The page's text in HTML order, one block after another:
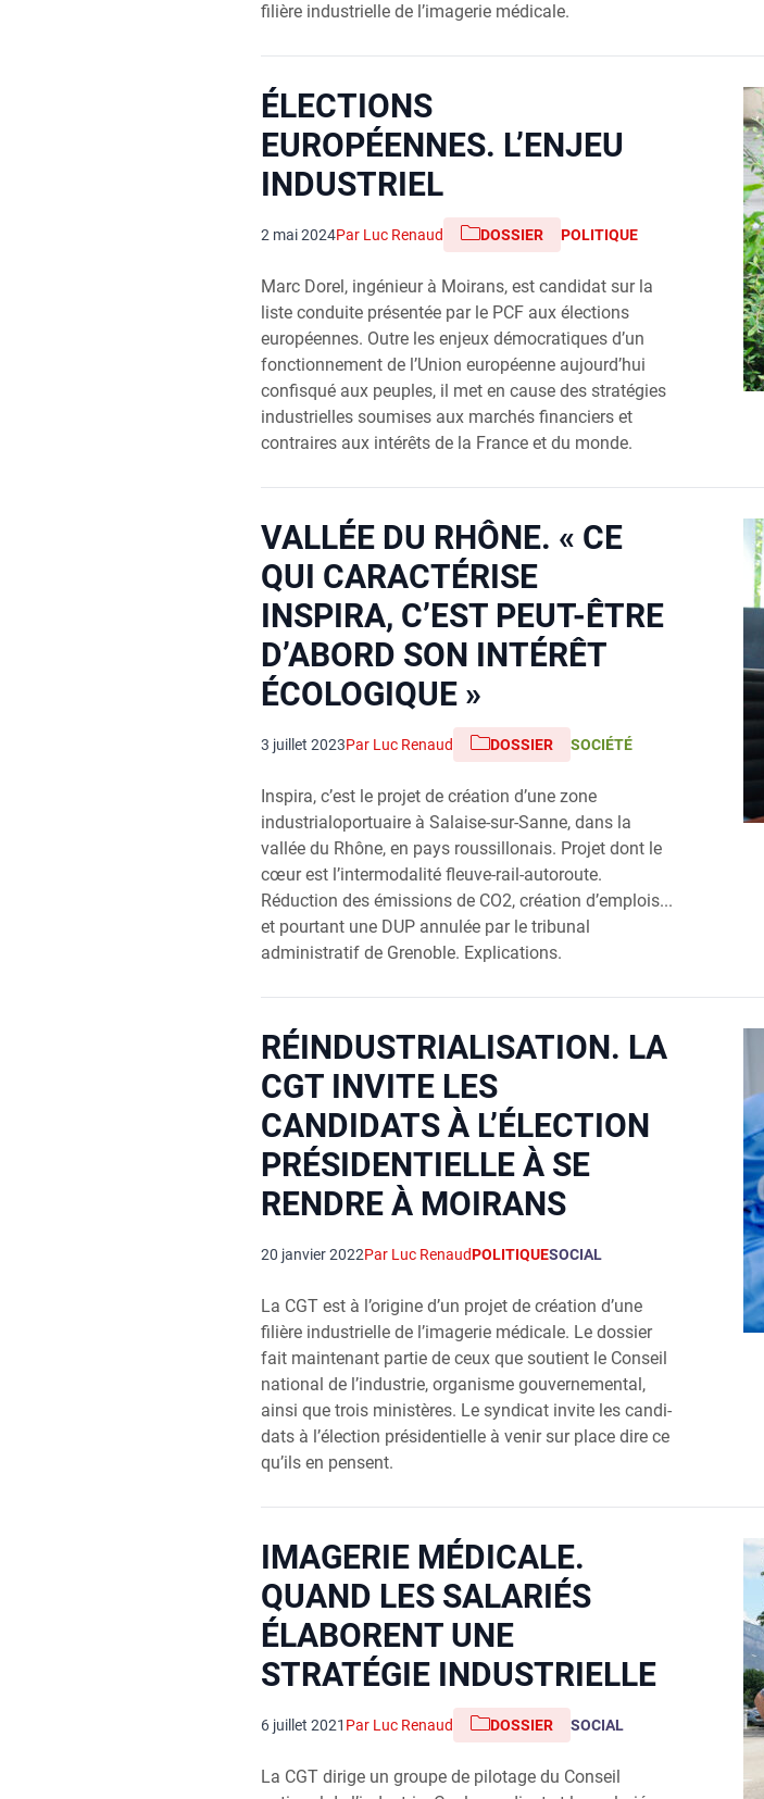
filière industrielle de l’imagerie médicale.
ÉLECTIONS
EUROPÉENNES. L’ENJEU
INDUSTRIEL
2 mai 2024Par Luc Renaud DOSSIER POLITIQUE
Marc Dorel, ingénieur à Moirans, est candidat sur la
liste conduite présentée par le PCF aux élections
européennes. Outre les enjeux démocratiques d’un
fonctionnement de l’Union européenne aujourd’hui
confisqué aux peuples, il met en cause des stratégies
industrielles soumises aux marchés financiers et
contraires aux intérêts de la France et du monde.
VALLÉE DU RHÔNE. « CE
QUI CARACTÉRISE
INSPIRA, C’EST PEUT-ÊTRE
D’ABORD SON INTÉRÊT
ÉCOLOGIQUE »
3 juillet 2023Par Luc Renaud DOSSIER SOCIÉTÉ
Inspira, c’est le projet de création d’une zone
industrialoportuaire à Salaise-sur-Sanne, dans la
vallée du Rhône, en pays roussillonais. Projet dont le
cœur est l’intermodalité fleuve-rail-autoroute.
Réduction des émissions de CO2, création d’emplois...
et pourtant une DUP annulée par le tribunal
administratif de Grenoble. Explications.
RÉINDUSTRIALISATION. LA
CGT INVITE LES
CANDIDATS À L’ÉLECTION
PRÉSIDENTIELLE À SE
RENDRE À MOIRANS
20 janvier 2022Par Luc RenaudPOLITIQUESOCIAL
La CGT est à l’origine d’un pro­jet de créa­tion d’une
filière indus­trielle de l’imagerie médi­cale. Le dos­sier
fait main­te­nant par­tie de ceux que sou­tient le Conseil
natio­nal de l’industrie, orga­nisme gou­ver­ne­men­tal,
ain­si que trois minis­tères. Le syn­di­cat invite les can­di­
dats à l’élection pré­si­den­tielle à venir sur place dire ce
qu’ils en pensent.
IMAGERIE MÉDICALE.
QUAND LES SALARIÉS
ÉLABORENT UNE
STRATÉGIE INDUSTRIELLE
6 juillet 2021 Par Luc Renaud DOSSIER SOCIAL
La CGT dirige un groupe de pilotage du Conseil